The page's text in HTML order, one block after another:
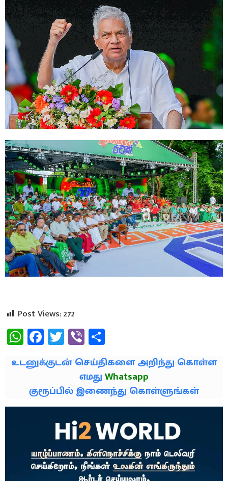
Post Views:272
WhatsApp
Facebook
Twitter
Viber
உடனுக்குடன் செய்திகளை அறிந்து கொள்ள
எமதுWhatsapp
குரூப்பில் இணைந்து கொள்ளுங்கள்